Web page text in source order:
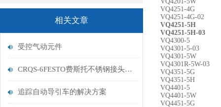
相关文章
受控气动元件
CRQS-6FESTO费斯托不锈钢接头的安装和注意事项介绍
追踪自动导引车的解决方案
VQ4251-4G
VQ4251-4G-02
VQ4251-5H
VQ4251-5H-03
VQ4300-5
VQ4301-5-03
VQ4301-5W
VQ4301R-5W-03
VQ4351-5G
VQ4351-5H
VQ4401-5
VQ4401-5W
VQ4451-5G